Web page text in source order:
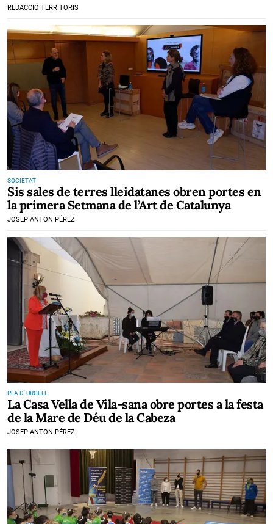
REDACCIÓ TERRITORIS
SOCIETAT
Sis sales de terres lleidatanes obren portes en
la primera Setmana de l’Art de Catalunya
JOSEP ANTON PÉREZ
PLA D' URGELL
La Casa Vella de Vila-sana obre portes a la festa
de la Mare de Déu de la Cabeza
JOSEP ANTON PÉREZ